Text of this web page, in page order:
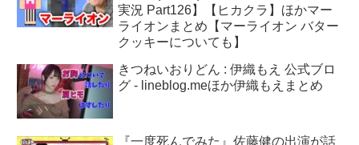
実況 Part126】【ヒカクラ】ほかマー
ライオンまとめ【マーライオン バター
クッキーについても】
きつねいおりどん : 伊織もえ 公式ブロ
グ - lineblog.meほか伊織もえまとめ
『一度死んでみた』佐藤健の出演が話